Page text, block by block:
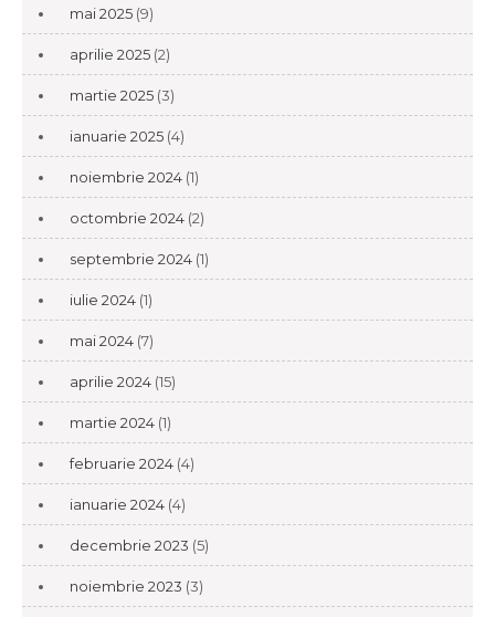
mai 2025 (9)
aprilie 2025 (2)
martie 2025 (3)
ianuarie 2025 (4)
noiembrie 2024 (1)
octombrie 2024 (2)
septembrie 2024 (1)
iulie 2024 (1)
mai 2024 (7)
aprilie 2024 (15)
martie 2024 (1)
februarie 2024 (4)
ianuarie 2024 (4)
decembrie 2023 (5)
noiembrie 2023 (3)